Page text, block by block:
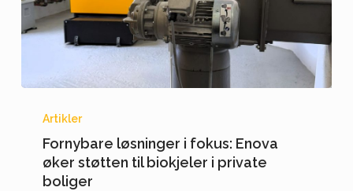
løsninger
fokus:
Enova
øker
Artikler
Fornybare løsninger i fokus: Enova
øker støtten til biokjeler i private
boliger